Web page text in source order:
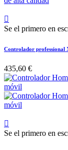

Se el primero en
Controlador professional
435,60 €

Se el primero en